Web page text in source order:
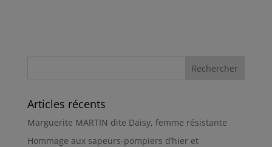
Articles récents
Marguerite MARTIN dite Daisy, femme résistante
Hommage aux sapeurs-pompiers d’hier et